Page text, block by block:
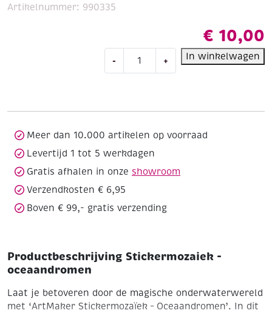
€ 10,00
- + In winkelwagen
Artikelnummer: 990335
Meer dan 10.000 artikelen op voorraad
Levertijd 1 tot 5 werkdagen
Gratis afhalen in onze showroom
Verzendkosten € 6,95
Boven € 99,- gratis verzending
Productbeschrijving Stickermozaiek -
oceaandromen
Laat je betoveren door de magische onderwaterwereld
met ‘ArtMaker Stickermozaïek – Oceaandromen’. In dit